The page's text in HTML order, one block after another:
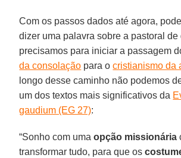
Com os passos dados até agora,
dizer uma palavra sobre a pastoral de
precisamos para iniciar a passagem
da consolação para ocristianismo da
longo desse caminho não podemos
um dos textos mais significativos da
gaudium (EG 27):
“Sonho com umaopção missionária
transformar tudo, para que os